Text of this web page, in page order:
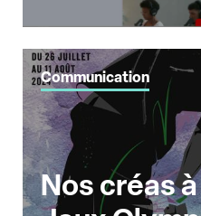
Communication
Nos créas